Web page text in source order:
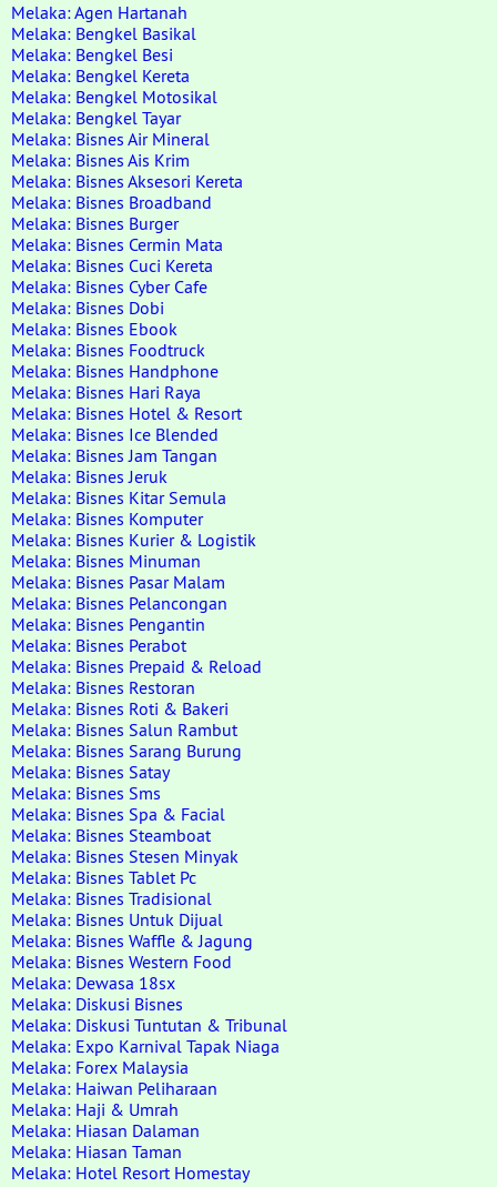
Melaka: Agen Hartanah
Melaka: Bengkel Basikal
Melaka: Bengkel Besi
Melaka: Bengkel Kereta
Melaka: Bengkel Motosikal
Melaka: Bengkel Tayar
Melaka: Bisnes Air Mineral
Melaka: Bisnes Ais Krim
Melaka: Bisnes Aksesori Kereta
Melaka: Bisnes Broadband
Melaka: Bisnes Burger
Melaka: Bisnes Cermin Mata
Melaka: Bisnes Cuci Kereta
Melaka: Bisnes Cyber Cafe
Melaka: Bisnes Dobi
Melaka: Bisnes Ebook
Melaka: Bisnes Foodtruck
Melaka: Bisnes Handphone
Melaka: Bisnes Hari Raya
Melaka: Bisnes Hotel & Resort
Melaka: Bisnes Ice Blended
Melaka: Bisnes Jam Tangan
Melaka: Bisnes Jeruk
Melaka: Bisnes Kitar Semula
Melaka: Bisnes Komputer
Melaka: Bisnes Kurier & Logistik
Melaka: Bisnes Minuman
Melaka: Bisnes Pasar Malam
Melaka: Bisnes Pelancongan
Melaka: Bisnes Pengantin
Melaka: Bisnes Perabot
Melaka: Bisnes Prepaid & Reload
Melaka: Bisnes Restoran
Melaka: Bisnes Roti & Bakeri
Melaka: Bisnes Salun Rambut
Melaka: Bisnes Sarang Burung
Melaka: Bisnes Satay
Melaka: Bisnes Sms
Melaka: Bisnes Spa & Facial
Melaka: Bisnes Steamboat
Melaka: Bisnes Stesen Minyak
Melaka: Bisnes Tablet Pc
Melaka: Bisnes Tradisional
Melaka: Bisnes Untuk Dijual
Melaka: Bisnes Waffle & Jagung
Melaka: Bisnes Western Food
Melaka: Dewasa 18sx
Melaka: Diskusi Bisnes
Melaka: Diskusi Tuntutan & Tribunal
Melaka: Expo Karnival Tapak Niaga
Melaka: Forex Malaysia
Melaka: Haiwan Peliharaan
Melaka: Haji & Umrah
Melaka: Hiasan Dalaman
Melaka: Hiasan Taman
Melaka: Hotel Resort Homestay